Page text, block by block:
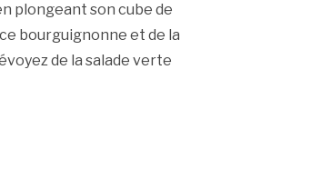
plongeant son cube de
bourguignonne et de la
de la salade verte